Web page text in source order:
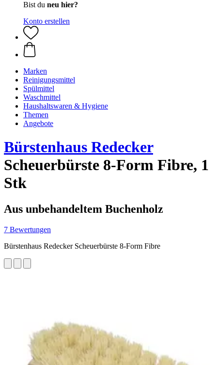
Bist du neu hier?
Konto erstellen
Marken
Reinigungsmittel
Spülmittel
Waschmittel
Haushaltswaren & Hygiene
Themen
Angebote
Bürstenhaus Redecker
Scheuerbürste 8-Form Fibre, 1
Stk
Aus unbehandeltem Buchenholz
7 Bewertungen
Bürstenhaus Redecker Scheuerbürste 8-Form Fibre